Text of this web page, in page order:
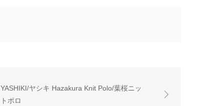
YASHIKI/ヤシキ Hazakura Knit Polo/葉桜ニッ
トポロ